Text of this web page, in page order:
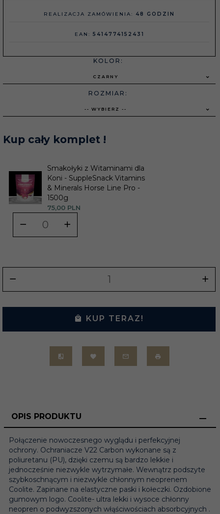
REALIZACJA ZAMÓWIENIA: 48 GODZIN
EAN: 5414774152431
KOLOR:
CZARNY
ROZMIAR:
-- WYBIERZ --
Kup cały komplet !
Smakołyki z Witaminami dla
Koni - SuppleSnack Vitamins
& Minerals Horse Line Pro -
1500g
75,00 PLN
KUP TERAZ!
OPIS PRODUKTU
Połączenie nowoczesnego wyglądu i perfekcyjnej
ochrony. Ochraniacze V22 Carbon wykonane są z
poliuretanu (PU), dzięki czemu są bardzo lekkie i
jednocześnie niezwykle wytrzymałe. Wewnątrz podszyte
szybkoschnącym i niezwykle chłonnym neoprenem
Coolite. Zapinane na elastyczne paski i kołeczki. Ozdobione
gumowym logo. Coolite- ultra lekki i wysoce chłonny
neopren o podwyzszonych włąściwościach absorbcyjnych .